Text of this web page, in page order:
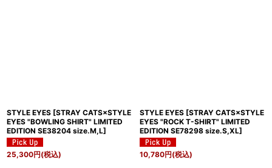
STYLE EYES [STRAY CATS×STYLE
EYES "BOWLING SHIRT" LIMITED
EDITION SE38204 size.M,L]
25,300円(税込)
STYLE EYES [STRAY CATS×STYLE
EYES "ROCK T-SHIRT" LIMITED
EDITION SE78298 size.S,XL]
10,780円(税込)